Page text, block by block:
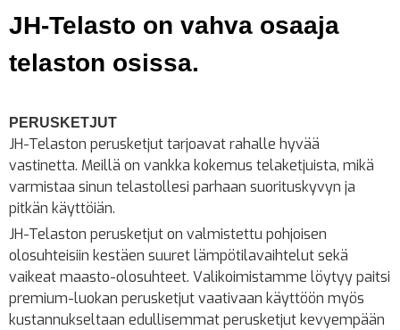
JH-Telasto on vahva osaaja
telaston osissa.
PERUSKETJUT
JH-Telaston perusketjut tarjoavat rahalle hyvää
vastinetta. Meillä on vankka kokemus telaketjuista, mikä
varmistaa sinun telastollesi parhaan suorituskyvyn ja
pitkän käyttöiän.
JH-Telaston perusketjut on valmistettu pohjoisen
olosuhteisiin kestäen suuret lämpötilavaihtelut sekä
vaikeat maasto-olosuhteet. Valikoimistamme löytyy paitsi
premium-luokan perusketjut vaativaan käyttöön myös
kustannukseltaan edullisemmat perusketjut kevyempään